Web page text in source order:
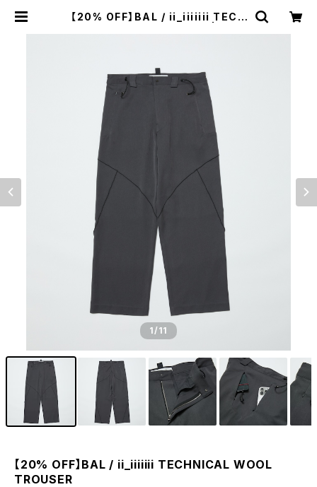
【20% OFF】BAL / ii_iiiiiii TECH
1/11
【20% OFF】BAL / ii_iiiiiii TECHNICAL WOOL
TROUSER